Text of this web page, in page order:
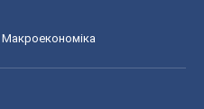
Макроекономіка